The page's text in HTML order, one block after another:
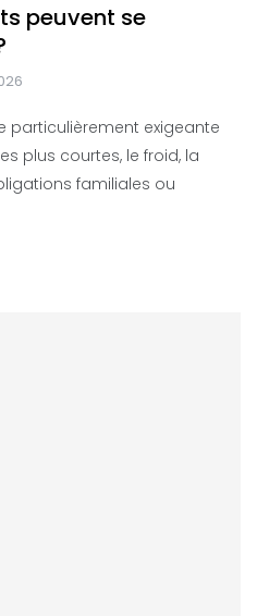
peuvent se
particulièrement exigeante
plus courtes, le froid, la
familiales ou